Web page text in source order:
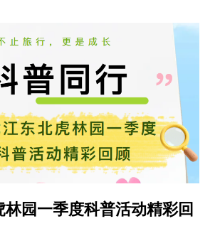
园一季度科普活动精彩回